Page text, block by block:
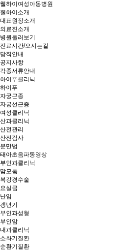
웰하이여성아동병원
웰하이소개
대표원장소개
의료진소개
병원둘러보기
진료시간/오시는길
당직안내
공지사항
각종서류안내
하이푸클리닉
하이푸
자궁근종
자궁선근증
여성클리닉
산과클리닉
산전관리
산전검사
분만법
태아초음파동영상
부인과클리닉
맘모톰
복강경수술
요실금
난임
갱년기
부인과성형
부인암
내과클리닉
소화기질환
순환기질환